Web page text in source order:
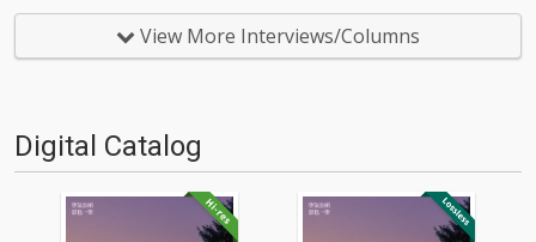
仕事人…!〈アーカイ奉行〉が今
日もデジタルの乱世を治め
る…!'''〈アーカイ奉行〉と
崎、戸川、窪田のメンバー3人
で制作、演奏、録音、ミックス
まで手掛けたこれまでにない特
View More Interviews/Columns
Digital Catalog